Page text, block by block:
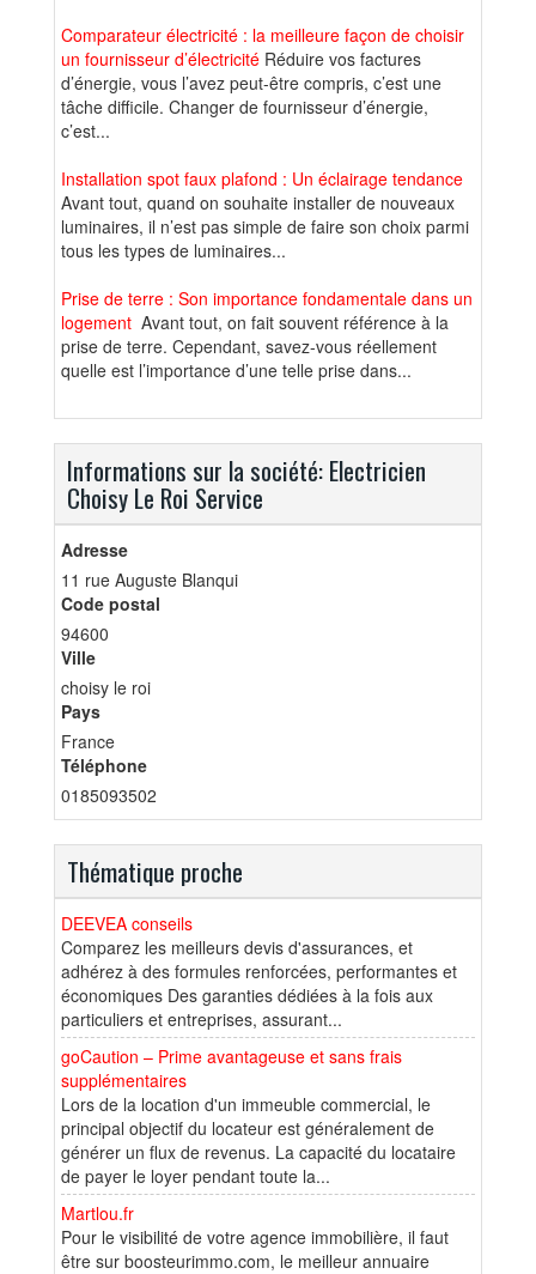
Comparateur électricité : la meilleure façon de choisir
un fournisseur d’électricité Réduire vos factures
d’énergie, vous l’avez peut-être compris, c’est une
tâche difficile. Changer de fournisseur d’énergie,
c’est...
Installation spot faux plafond : Un éclairage tendance
Avant tout, quand on souhaite installer de nouveaux
luminaires, il n’est pas simple de faire son choix parmi
tous les types de luminaires...
Prise de terre : Son importance fondamentale dans un
logement Avant tout, on fait souvent référence à la
prise de terre. Cependant, savez-vous réellement
quelle est l’importance d’une telle prise dans...
Informations sur la société: Electricien
Choisy Le Roi Service
Adresse
11 rue Auguste Blanqui
Code postal
94600
Ville
choisy le roi
Pays
France
Téléphone
0185093502
Thématique proche
DEEVEA conseils
Comparez les meilleurs devis d'assurances, et
adhérez à des formules renforcées, performantes et
économiques Des garanties dédiées à la fois aux
particuliers et entreprises, assurant...
goCaution – Prime avantageuse et sans frais
supplémentaires
Lors de la location d'un immeuble commercial, le
principal objectif du locateur est généralement de
générer un flux de revenus. La capacité du locataire
de payer le loyer pendant toute la...
Martlou.fr
Pour le visibilité de votre agence immobilière, il faut
être sur boosteurimmo.com, le meilleur annuaire